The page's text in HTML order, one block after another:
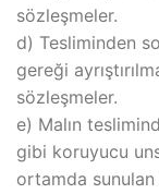
sözleşmeler.
d) Tesliminden
gereği
sözleşmeler.
e) Malın
gibi koruyucu
ortamda